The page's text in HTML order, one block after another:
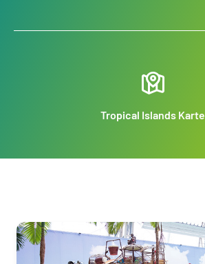
Tropical Islands Karte